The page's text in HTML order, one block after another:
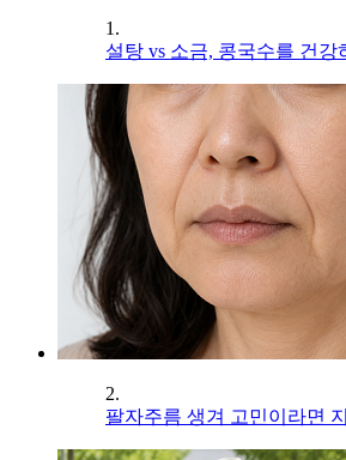
1.
설탕 vs 소금, 콩국수를 건강
2.
팔자주름 생겨 고민이라면